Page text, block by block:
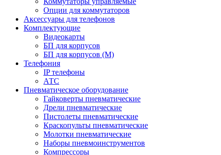
Опции для коммутаторов
Аксессуары для телефонов
Комплектующие
Видеокарты
БП для корпусов
БП для корпусов (М)
Телефония
IP телефоны
АТС
Пневматическое оборудование
Гайковерты пневматические
Дрели пневматические
Пистолеты пневматические
Краскопульты пневматические
Молотки пневматические
Наборы пневмоинструментов
Компрессоры